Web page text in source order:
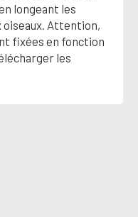
longeant les
oiseaux. Attention,
fixées en fonction
les